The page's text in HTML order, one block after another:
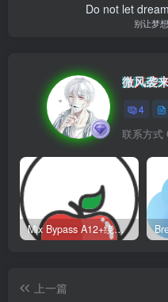
Do not let
别让梦
微风袭
4
联系方式
Mix Bypass A12+绕过教程
上一篇